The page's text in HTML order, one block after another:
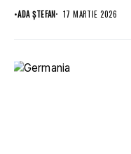
•ADA ȘTEFAN 17 MARTIE 2026